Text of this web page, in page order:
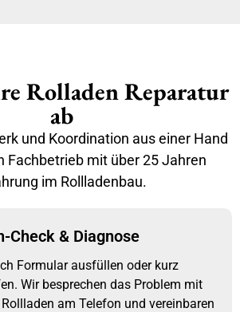
Rolladen Reparatur
ab
und Koordination aus einer Hand
Fachbetrieb mit über 25 Jahren
im Rollladenbau.
Check & Diagnose
Formular ausfüllen oder kurz
Wir besprechen das Problem mit
Rollladen am Telefon und vereinbaren